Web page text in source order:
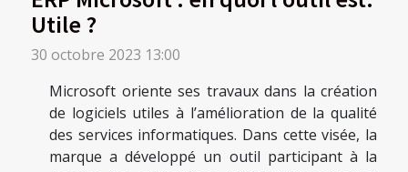
Utile ?
30 octobre 2023 13:00
Microsoft oriente ses travaux dans la création
de logiciels utiles à l’amélioration de la qualité
des services informatiques. Dans cette visée, la
marque a développé un outil participant à la